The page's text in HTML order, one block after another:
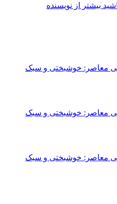
بیشتر از نویسنده
معاصر: خوشبختی و سبک
معاصر: خوشبختی و سبک
معاصر: خوشبختی و سبک